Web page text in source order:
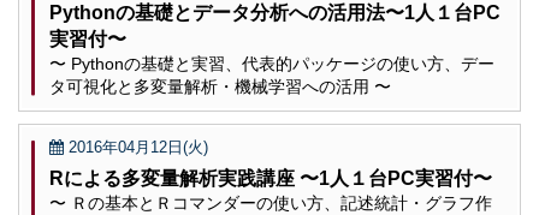
Pythonの基礎とデータ分析への活用法〜1人１台PC
実習付〜
〜 Pythonの基礎と実習、代表的パッケージの使い方、デー
タ可視化と多変量解析・機械学習への活用 〜
2016年04月12日(火)
Rによる多変量解析実践講座 〜1人１台PC実習付〜
〜 Ｒの基本とＲコマンダーの使い方、記述統計・グラフ作